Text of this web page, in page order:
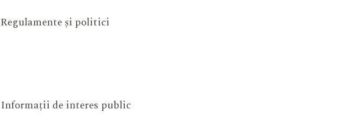
Regulamente și politici
Informații de interes public